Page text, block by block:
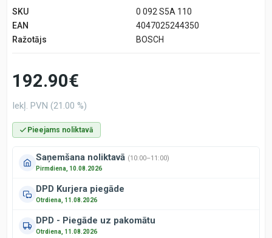
SKU
0 092 S5A 110
EAN
4047025244350
Ražotājs
BOSCH
192.90€
Iekļ. PVN (21.00 %)
Pieejams noliktavā
Saņemšana noliktavā (10:00–11:00)
Pirmdiena, 10.08.2026
DPD Kurjera piegāde
Otrdiena, 11.08.2026
DPD - Piegāde uz pakomātu
Otrdiena, 11.08.2026